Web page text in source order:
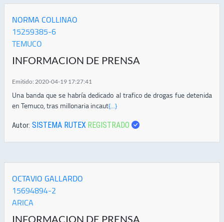
NORMA COLLINAO
15259385-6
TEMUCO
INFORMACION DE PRENSA
Emitido: 2020-04-19 17:27:41
Una banda que se habría dedicado al trafico de drogas fue detenida
en Temuco, tras millonaria incaut{...}
Autor: SISTEMA RUTEX REGISTRADO
OCTAVIO GALLARDO
15694894-2
ARICA
INFORMACION DE PRENSA